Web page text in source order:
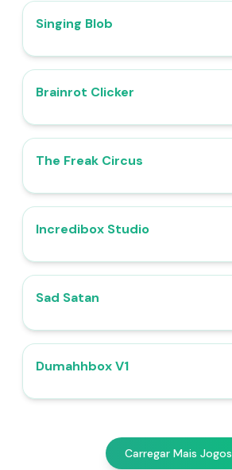
Singing Blob
Brainrot Clicker
The Freak Circus
Incredibox Studio
Sad Satan
Dumahhbox V1
Carregar Mais Jogos